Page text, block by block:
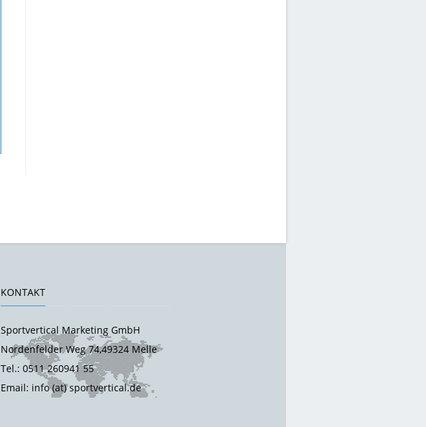
KONTAKT
Sportvertical Marketing GmbH
Nordenfelder Weg 74,49324 Melle
Tel.: 0511 260941 55
Email: info (at) sportvertical.de